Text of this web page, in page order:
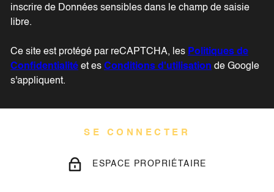
inscrire de Données sensibles dans le champ de saisie
libre.
Ce site est protégé par reCAPTCHA, les Politiques de
Confidentialité et es Conditions d'utilisation de Google
s'appliquent.
SE CONNECTER
ESPACE PROPRIÉTAIRE